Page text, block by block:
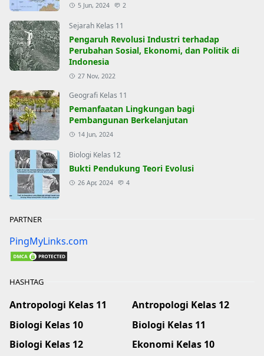
5 Jun, 2024 2
Sejarah Kelas 11
Pengaruh Revolusi Industri terhadap
Perubahan Sosial, Ekonomi, dan Politik di
Indonesia
27 Nov, 2022
Geografi Kelas 11
Pemanfaatan Lingkungan bagi
Pembangunan Berkelanjutan
14 Jun, 2024
Biologi Kelas 12
Bukti Pendukung Teori Evolusi
26 Apr, 2024 4
PARTNER
PingMyLinks.com
HASHTAG
Antropologi Kelas 11
Antropologi Kelas 12
Biologi Kelas 10
Biologi Kelas 11
Biologi Kelas 12
Ekonomi Kelas 10